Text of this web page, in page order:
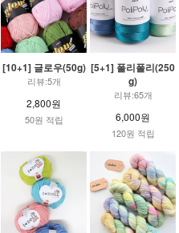
[10+1] 글로우(50g)
리뷰:5개
2,800원
50원 적립
[5+1] 폴리폴리(250
g)
리뷰:65개
6,000원
120원 적립